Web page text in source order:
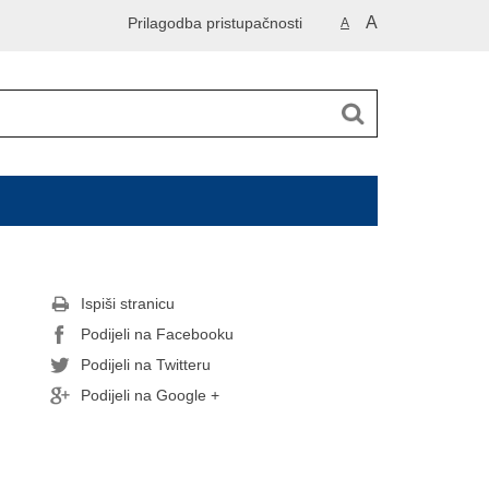
A A
Prilagodba pristupačnosti
Ispiši stranicu
Podijeli na Facebooku
Podijeli na Twitteru
Podijeli na Google +